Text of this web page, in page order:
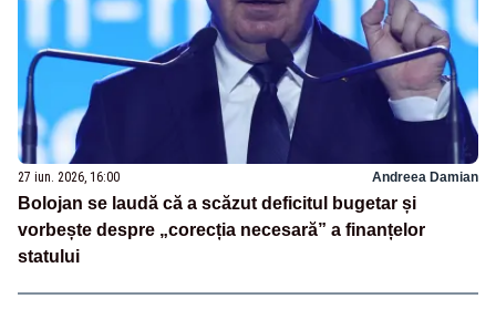
27 iun. 2026, 16:00 Andreea Damian
Bolojan se laudă că a scăzut deficitul bugetar și
vorbește despre „corecția necesară” a finanțelor
statului